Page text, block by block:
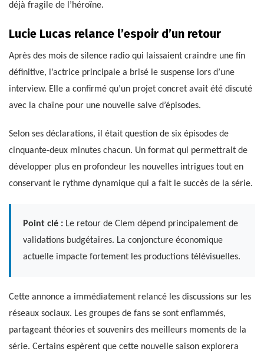
déjà fragile de l’héroïne.
Lucie Lucas relance l’espoir d’un retour
Après des mois de silence radio qui laissaient craindre une fin
définitive, l’actrice principale a brisé le suspense lors d’une
interview. Elle a confirmé qu’un projet concret avait été discuté
avec la chaîne pour une nouvelle salve d’épisodes.
Selon ses déclarations, il était question de six épisodes de
cinquante-deux minutes chacun. Un format qui permettrait de
développer plus en profondeur les nouvelles intrigues tout en
conservant le rythme dynamique qui a fait le succès de la série.
Point clé : Le retour de Clem dépend principalement de
validations budgétaires. La conjoncture économique
actuelle impacte fortement les productions télévisuelles.
Cette annonce a immédiatement relancé les discussions sur les
réseaux sociaux. Les groupes de fans se sont enflammés,
partageant théories et souvenirs des meilleurs moments de la
série. Certains espèrent que cette nouvelle saison explorera